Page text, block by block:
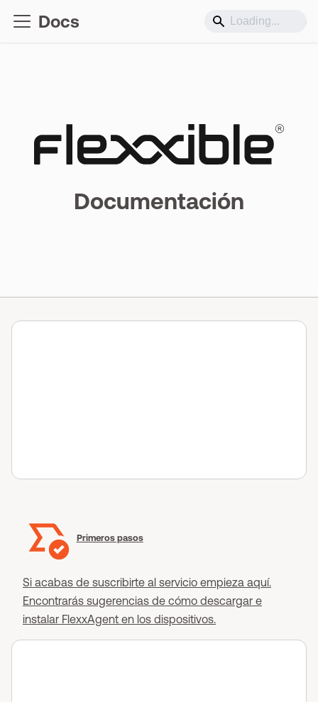
Docs Soporte
Documentación
Primeros pasos
Si acabas de suscribirte al servicio empieza aquí.
Encontrarás sugerencias de cómo descargar e
instalar FlexxAgent en los dispositivos.